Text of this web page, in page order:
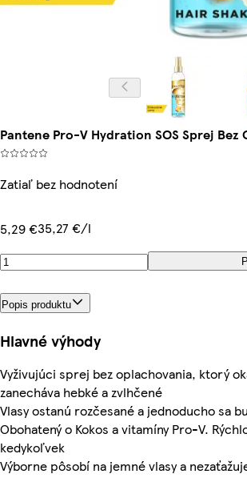
Pantene Pro-V Hydration SOS Sprej
Zatiaľ bez hodnotení
5,29 €35,27 €/l
Popis produktu
Hlavné výhody
Vyživujúci sprej bez oplachovania, ktorý
zanecháva hebké a zvlhčené
Vlasy ostanú rozčesané a jednoducho sa
Obohatený o Kokos a vitamíny Pro-V.
kedykoľvek
Výborne pôsobí na jemné vlasy a